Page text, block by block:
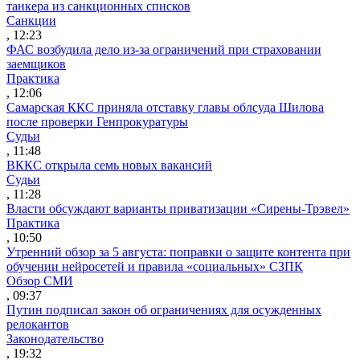
танкера из санкционных списков
Санкции
, 12:23
ФАС возбудила дело из-за ограничений при страховании
заемщиков
Практика
, 12:06
Самарская ККС приняла отставку главы облсуда Шилова
после проверки Генпрокуратуры
Судьи
, 11:48
ВККС открыла семь новых вакансий
Судьи
, 11:28
Власти обсуждают варианты приватизации «Сирены-Трэвел»
Практика
, 10:50
Утренний обзор за 5 августа: поправки о защите контента при
обучении нейросетей и правила «социальных» СЗПК
Обзор СМИ
, 09:37
Путин подписал закон об ограничениях для осужденных
релокантов
Законодательство
, 19:32